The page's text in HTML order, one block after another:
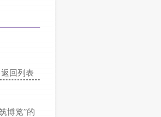
返回列表
博览”的